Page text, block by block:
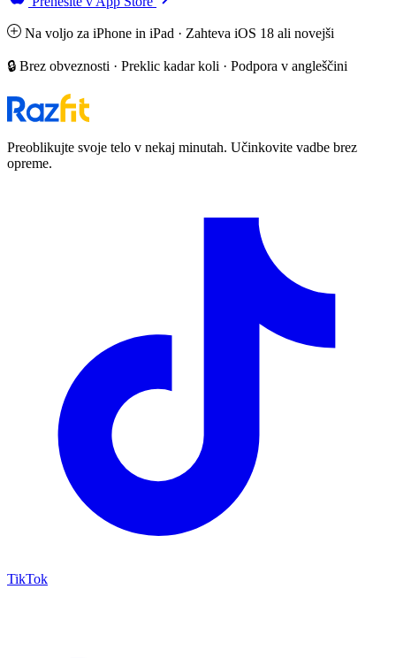
Na voljo za iPhone in iPad · Zahteva iOS 18 ali novejši
🔒 Brez obveznosti · Preklic kadar koli · Podpora v angleščini
Preoblikujte svoje telo v nekaj minutah. Učinkovite vadbe brez
opreme.
TikTok